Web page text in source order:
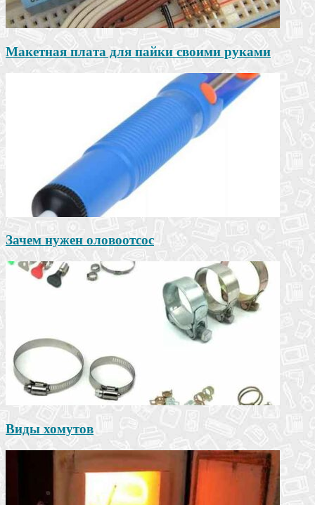
Макетная плата для пайки своими руками
Зачем нужен оловоотсос
Виды хомутов